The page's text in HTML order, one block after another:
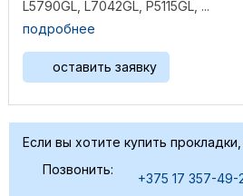
L5790GL, L7042GL, P5115GL, ...
подробнее
оставить заявку
Если вы хотите купить
Позвонить:
+375 17 357-49-